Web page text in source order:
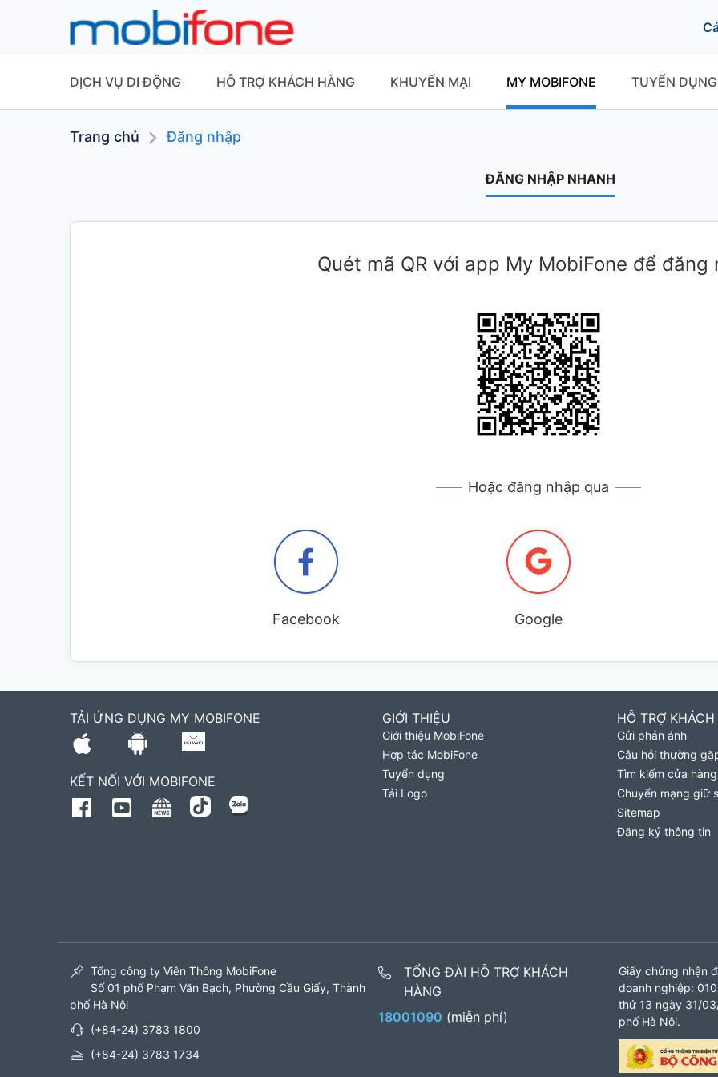
DỊCH VỤ DI ĐỘNG HỖ TRỢ KHÁCH HÀNG KHUYẾN MẠI MY MOBIFONE TUYỂN DỤNG
Trang chủ Đăng nhập
ĐĂNG NHẬP NHANH
Quét mã QR với app My MobiFone để đăng
Hoặc đăng nhập qua
Facebook Google
TẢI ỨNG DỤNG MY MOBIFONE
KẾT NỐI VỚI MOBIFONE
GIỚI THIỆU
Giới thiệu MobiFone
Hợp tác MobiFone
Tuyển dụng
Tải Logo
HỖ TRỢ
Gửi phản ánh
Câu hỏi thường
Tìm kiếm cửa hàng
Chuyển mạng giữ
Sitemap
Đăng ký thông tin
Tổng công ty Viễn Thông MobiFone
Số 01 phố Phạm Văn Bạch, Phường Cầu Giấy, Thành
phố Hà Nội
(+84-24) 3783 1800
(+84-24) 3783 1734
TỔNG ĐÀI HỖ TRỢ KHÁCH
HÀNG
18001090 (miễn phí)
Giấy chứng nhận
doanh nghiệp:
thứ 13 ngày 31/
phố Hà Nội.